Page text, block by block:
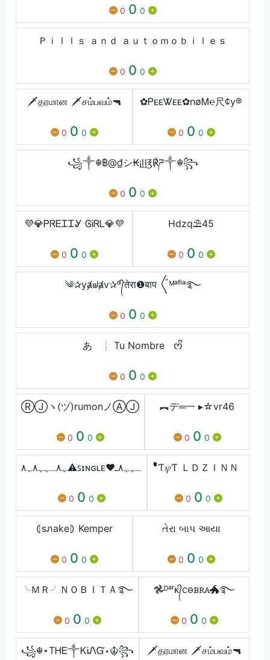
0 0 0
Ｐｉｌｌｓ ａｎｄ ａｕｔｏｍｏｂｉｌｅｓ
0 0 0
🗡தரமான 🗡சம்பவம்🔫
0 0 0
✿ᏢᴇᴇᏔᴇᴇ✿nøᎷ℮尺¢y®
0 0 0
꧁༒☬฿@₫シ₭¡ḽḽ℥℟ཌ༒☬꧂
0 0 0
💜💎ᏢᏒᎬᏆᏆᎽ ᎶᎥᏒᏞ💎💜
0 0 0
Hdzq⛱45
0 0 0
༄✰yⱥᖙⱥv✰ᵈ᭄तेरा❶बाप 〲ᴹᵃᶠⁱᵃ࿐
0 0 0
あﾠ┊ Tu Nombreﾠᰔᩚ
0 0 0
ⓇⒿヽ(ヅ)rumonノⒶⒿ
0 0 0
︻デ═一 ▸☆vr46
0 0 0
ﮩ٨ـﮩﮩ٨ﮩ٨⚠️ꜱɪɴɢʟᴇ❤️ـﮩﮩ٨ـ
0 0 0
ᷟᷦᷜᷣᷚᷚᷚƬ𝜓Ƭ ＬＤＺＩＮＮ
0 0 0
⦇sภake⦈ Kemper
0 0 0
તેરા બાપ આયા
0 0 0
╰ＭＲ╯ＮＯＢＩＴＡ࿐
0 0 0
𖣘ᴰᵃʳᴋ᭄ꮯꮎᏼꭱꭺ🐲࿐
0 0 0
꧁☬⋆ТᎻᎬ༒ᏦᎥᏁᏳ⋆☬꧂ 🗡தரமான 🗡சம்பவம்🔫